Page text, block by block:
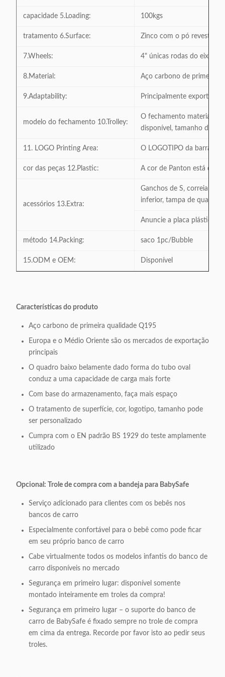
capacidade 5.Loading: 100kgs
tratamento 6.Surface: Zinco com o pó revestido
7.Wheels: 4" únicas rodas do eixo
8.Material: Aço carbono de primeira
9.Adaptability: Principalmente
modelo do fechamento 10.Trolley:
O fechamento material
disponível, tamanho da
11. LOGO Printing Area: O LOGOTIPO da barra do
cor das peças 12.Plastic: A cor de Panton está
acessórios 13.Extra:
Ganchos de S, correia
inferior, tampa de quadro
Anuncie a placa plástica
método 14.Packing: saco 1pc/Bubble
15.ODM e OEM: Disponível
Características do produto
Aço carbono de primeira qualidade Q195
Europa e o Médio Oriente são os mercados de exportação
principais
O quadro baixo belamente dado forma do tubo oval
conduz a uma capacidade de carga mais forte
Com base do armazenamento, faça mais espaço
O tratamento de superfície, cor, logotipo, tamanho pode
ser personalizado
Cumpra com o EN padrão BS 1929 do teste amplamente
utilizado
Opcional: Trole de compra com a bandeja para BabySafe
Serviço adicionado para clientes com os bebês nos
bancos de carro
Especialmente confortável para o bebê como pode ficar
em seu próprio banco de carro
Cabe virtualmente todos os modelos infantis do banco de
carro disponíveis no mercado
Segurança em primeiro lugar: disponível somente
montado inteiramente em troles da compra!
Segurança em primeiro lugar – o suporte do banco de
carro de BabySafe é fixado sempre no trole de compra
em cima da entrega. Recorde por favor isto ao pedir seus
troles.